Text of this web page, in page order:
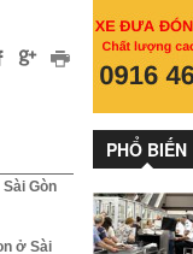
Gòn
ở Sài
PHỔ BIẾN